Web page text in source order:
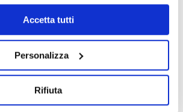
Accetta tutti
Personalizza
Rifiuta
energetico:
Pompe a
possono risultare meno efficienti
pompe, soprattutto se il fluido